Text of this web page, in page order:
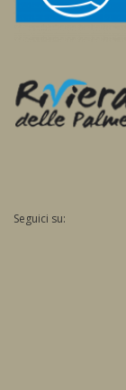
Seguici su: